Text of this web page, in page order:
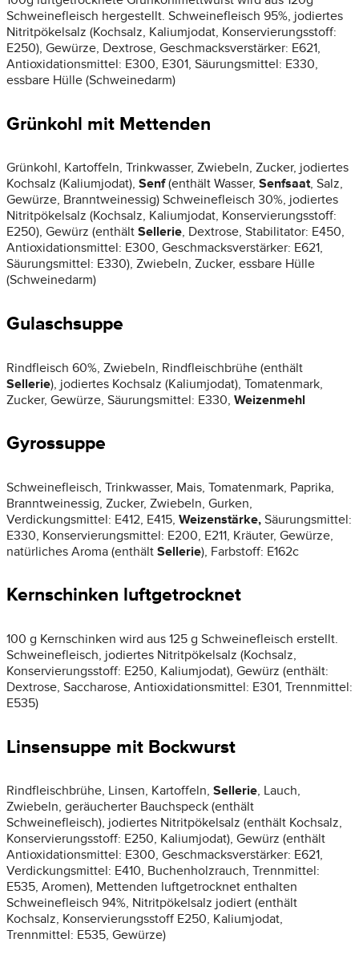
Schweinefleisch hergestellt. Schweinefleisch 95%, jodiertes
Nitritpökelsalz (Kochsalz, Kaliumjodat, Konservierungsstoff:
E250), Gewürze, Dextrose, Geschmacksverstärker: E621,
Antioxidationsmittel: E300, E301, Säurungsmittel: E330,
essbare Hülle (Schweinedarm)
Grünkohl mit Mettenden
Grünkohl, Kartoffeln, Trinkwasser, Zwiebeln, Zucker, jodiertes
Kochsalz (Kaliumjodat), Senf(enthält Wasser, Senfsaat, Salz,
Gewürze, Branntweinessig) Schweinefleisch 30%, jodiertes
Nitritpökelsalz (Kochsalz, Kaliumjodat, Konservierungsstoff:
E250), Gewürz (enthält Sellerie, Dextrose, Stabilitator: E450,
Antioxidationsmittel: E300, Geschmacksverstärker: E621,
Säurungsmittel: E330), Zwiebeln, Zucker, essbare Hülle
(Schweinedarm)
Gulaschsuppe
Rindfleisch 60%, Zwiebeln, Rindfleischbrühe (enthält
Sellerie), jodiertes Kochsalz (Kaliumjodat), Tomatenmark,
Zucker, Gewürze, Säurungsmittel: E330, Weizenmehl
Gyrossuppe
Schweinefleisch, Trinkwasser, Mais, Tomatenmark, Paprika,
Branntweinessig, Zucker, Zwiebeln, Gurken,
Verdickungsmittel: E412, E415, Weizenstärke, Säurungsmittel:
E330, Konservierungsmittel: E200, E211, Kräuter, Gewürze,
natürliches Aroma (enthält Sellerie), Farbstoff: E162c
Kernschinken luftgetrocknet
100 g Kernschinken wird aus 125 g Schweinefleisch erstellt.
Schweinefleisch, jodiertes Nitritpökelsalz (Kochsalz,
Konservierungsstoff: E250, Kaliumjodat), Gewürz (enthält:
Dextrose, Saccharose, Antioxidationsmittel: E301, Trennmittel:
E535)
Linsensuppe mit Bockwurst
Rindfleischbrühe, Linsen, Kartoffeln, Sellerie, Lauch,
Zwiebeln, geräucherter Bauchspeck (enthält
Schweinefleisch), jodiertes Nitritpökelsalz (enthält Kochsalz,
Konservierungsstoff: E250, Kaliumjodat), Gewürz (enthält
Antioxidationsmittel: E300, Geschmacksverstärker: E621,
Verdickungsmittel: E410, Buchenholzrauch, Trennmittel:
E535, Aromen), Mettenden luftgetrocknet enthalten
Schweinefleisch 94%, Nitritpökelsalz jodiert (enthält
Kochsalz, Konservierungsstoff E250, Kaliumjodat,
Trennmittel: E535, Gewürze)